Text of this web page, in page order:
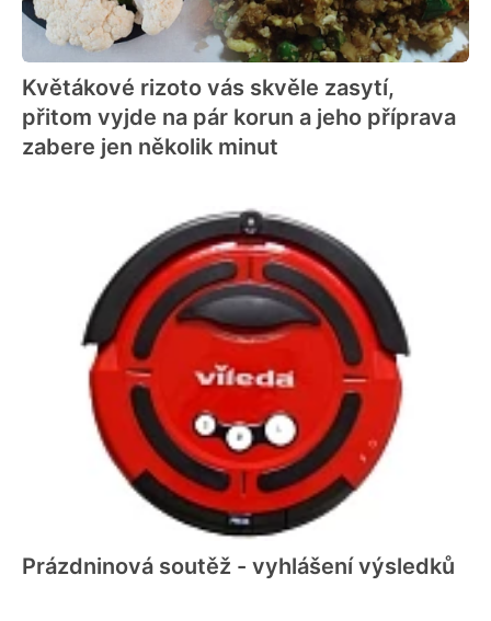
Květákové rizoto vás skvěle zasytí,
přitom vyjde na pár korun a jeho příprava
zabere jen několik minut
Prázdninová soutěž - vyhlášení výsledků